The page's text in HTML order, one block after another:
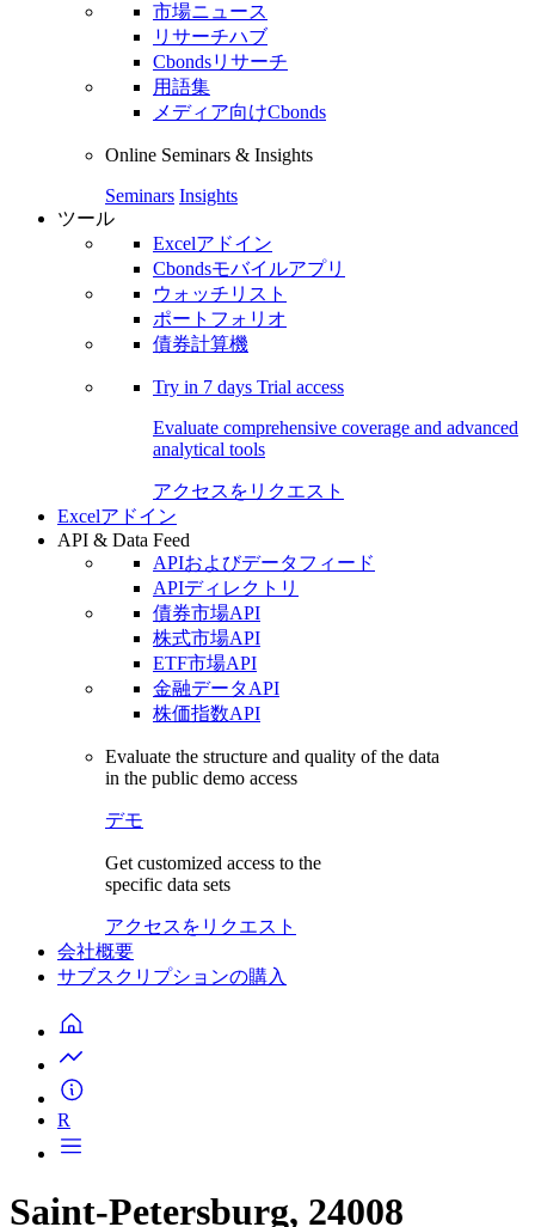
市場ニュース
リサーチハブ
Cbondsリサーチ
用語集
メディア向けCbonds
Online Seminars & Insights
Seminars Insights
ツール
Excelアドイン
Cbondsモバイルアプリ
ウォッチリスト
ポートフォリオ
債券計算機
Try in 7 days Trial access
Evaluate comprehensive coverage and advanced
analytical tools
アクセスをリクエスト
Excelアドイン
API & Data Feed
APIおよびデータフィード
APIディレクトリ
債券市場API
株式市場API
ETF市場API
金融データAPI
株価指数API
Evaluate the structure and quality of the data
in the public demo access
デモ
Get customized access to the
specific data sets
アクセスをリクエスト
会社概要
サブスクリプションの購入
R
Saint-Petersburg, 24008